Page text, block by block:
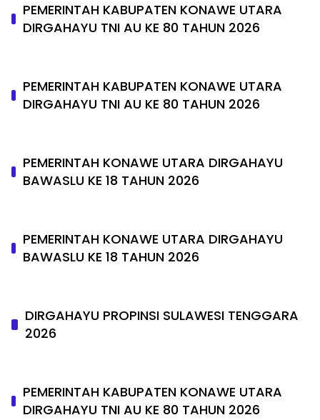
PEMERINTAH KABUPATEN KONAWE UTARA
DIRGAHAYU TNI AU KE 80 TAHUN 2026
PEMERINTAH KABUPATEN KONAWE UTARA
DIRGAHAYU TNI AU KE 80 TAHUN 2026
PEMERINTAH KONAWE UTARA DIRGAHAYU
BAWASLU KE 18 TAHUN 2026
PEMERINTAH KONAWE UTARA DIRGAHAYU
BAWASLU KE 18 TAHUN 2026
DIRGAHAYU PROPINSI SULAWESI TENGGARA
2026
PEMERINTAH KABUPATEN KONAWE UTARA
DIRGAHAYU TNI AU KE 80 TAHUN 2026